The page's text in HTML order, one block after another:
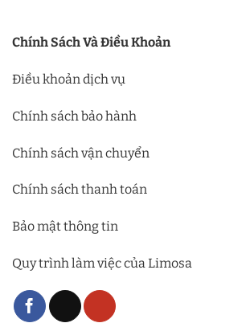
Chính Sách Và Điều Khoản
Điều khoản dịch vụ
Chính sách bảo hành
Chính sách vận chuyển
Chính sách thanh toán
Bảo mật thông tin
Quy trình làm việc của Limosa